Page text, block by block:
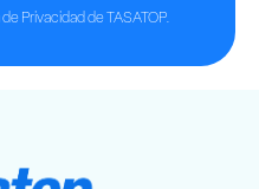
Privacidad de TASATOP.